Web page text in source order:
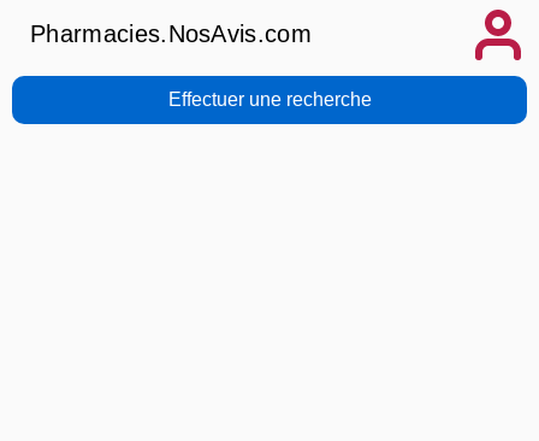
Pharmacies.NosAvis.com
Effectuer une recherche